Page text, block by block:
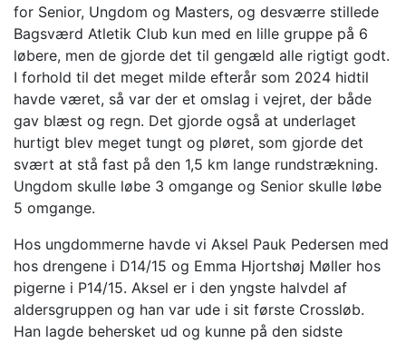
for Senior, Ungdom og Masters, og desværre stillede
Bagsværd Atletik Club kun med en lille gruppe på 6
løbere, men de gjorde det til gengæld alle rigtigt godt.
I forhold til det meget milde efterår som 2024 hidtil
havde været, så var der et omslag i vejret, der både
gav blæst og regn. Det gjorde også at underlaget
hurtigt blev meget tungt og pløret, som gjorde det
svært at stå fast på den 1,5 km lange rundstrækning.
Ungdom skulle løbe 3 omgange og Senior skulle løbe
5 omgange.
Hos ungdommerne havde vi Aksel Pauk Pedersen med
hos drengene i D14/15 og Emma Hjortshøj Møller hos
pigerne i P14/15. Aksel er i den yngste halvdel af
aldersgruppen og han var ude i sit første Crossløb.
Han lagde behersket ud og kunne på den sidste